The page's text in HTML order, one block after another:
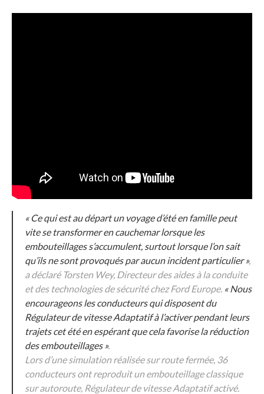
« Ce qui est au départ un voyage d’été en famille peut
vite se transformer en cauchemar lorsque les
embouteillages s’accumulent, surtout lorsque l’on sait
qu’ils ne sont provoqués par aucun incident particulier »,
a déclaré Torsten Wey, Directeur des aides à la conduite
et des technologies de sécurité chez Ford Europe. « Nous
encourageons les conducteurs qui disposent du
Régulateur de vitesse Adaptatif à l’activer pendant leurs
trajets cet été en espérant que cela favorise la réduction
des embouteillages ».
Lors d’une simulation réalisée sur route fermée, 36
conducteurs ont reproduit un embouteillage classique
sur autoroute, Régulateur de vitesse Adaptatif activé.